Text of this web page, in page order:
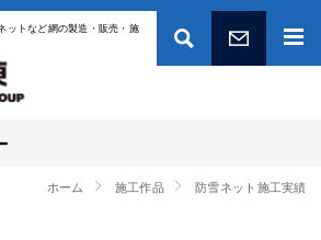
ットなど網の製造・販売・施
ホーム 施工作品 防雪ネット施工実績